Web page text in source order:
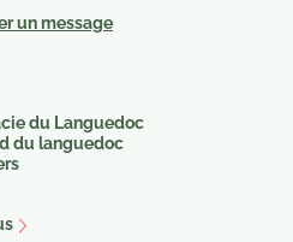
un message
du Languedoc
du languedoc